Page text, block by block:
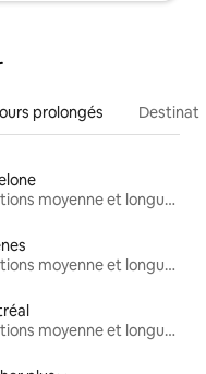
prolongés
Locations moyenne et longue durée
Locations moyenne et longue durée
Locations moyenne et longue durée